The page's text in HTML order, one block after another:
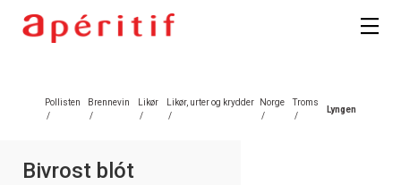
Pollisten
/
Brennevin
/
Likør
/
Likør, urter og krydder
/
Norge
/
Troms
/
Lyngen
Bivrost blót